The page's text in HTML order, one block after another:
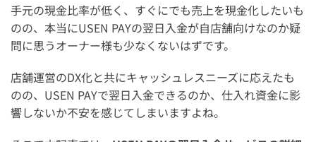
手元の現金比率が低く、すぐにでも売上を現金化したいも
のの、本当にUSEN PAYの翌日入金が自店舗向けなのか疑
問に思うオーナー様も少なくないはずです。
店舗運営のDX化と共にキャッシュレスニーズに応えたも
のの、USEN PAYで翌日入金できるのか、仕入れ資金に影
響しないか不安を感じてしまいますよね。